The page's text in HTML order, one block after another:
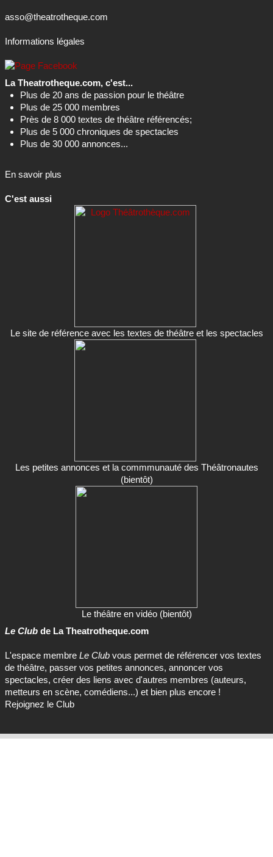
asso@theatrotheque.com
Informations légales
La Theatrotheque.com, c'est...
Plus de 20 ans de passion pour le théâtre
Plus de 25 000 membres
Près de 8 000 textes de théâtre référencés;
Plus de 5 000 chroniques de spectacles
Plus de 30 000 annonces...
En savoir plus
C'est aussi
Le site de référence avec les textes de théâtre et les spectacles
Les petites annonces et la commmunauté des Théâtronautes
(bientôt)
Le théâtre en vidéo (bientôt)
Le Club de La Theatrotheque.com
L'espace membre Le Club vous permet de référencer vos textes
de théâtre, passer vos petites annonces, annoncer vos
spectacles, créer des liens avec d'autres membres (auteurs,
metteurs en scène, comédiens...) et bien plus encore !
Rejoignez le Club